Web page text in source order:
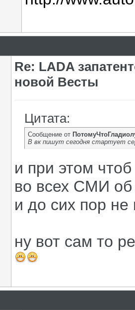
Re: LADA
новой Весты
Цитата:
Сообщение от
В вк пишут сегодня стартует
и при этом
во всех СМИ об
и до сих пор не
ну вот сам то